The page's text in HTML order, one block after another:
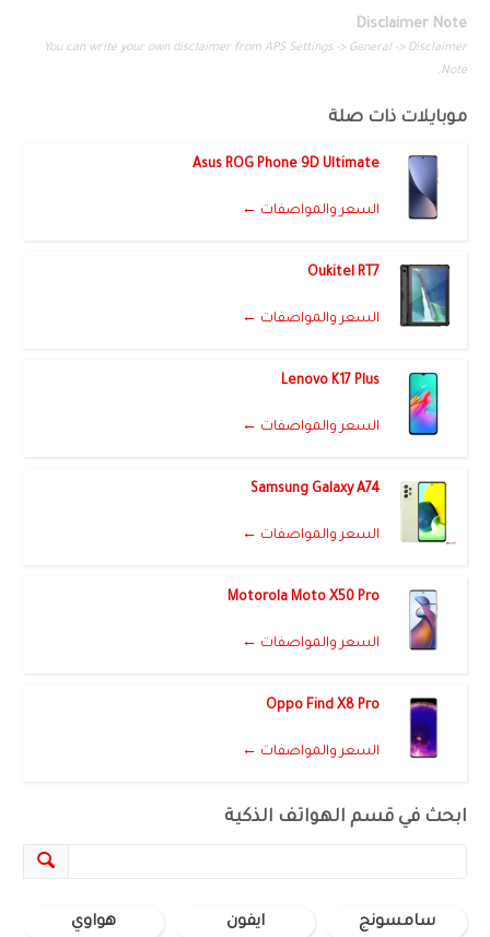
Disclaimer Note
You can write your own disclaimer from APS Settings -> General -> Disclaimer
Note.
موبايلات ذات صلة
Asus ROG Phone 9D Ultimate
السعر والمواصفات ←
Oukitel RT7
السعر والمواصفات ←
Lenovo K17 Plus
السعر والمواصفات ←
Samsung Galaxy A74
السعر والمواصفات ←
Motorola Moto X50 Pro
السعر والمواصفات ←
Oppo Find X8 Pro
السعر والمواصفات ←
ابحث في قسم الهواتف الذكية
سامسونج ايفون هواوي